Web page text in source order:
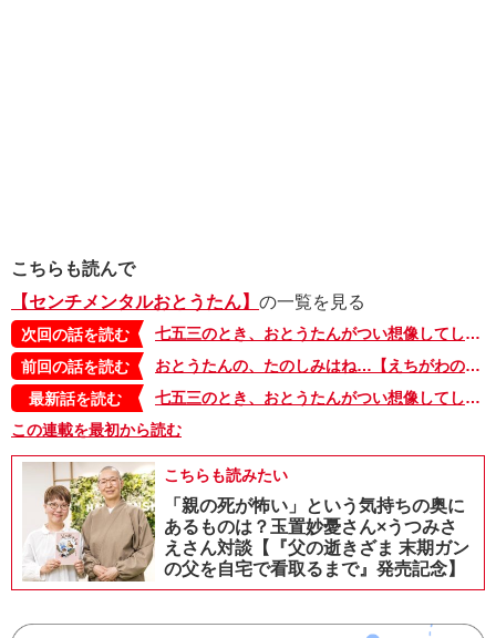
こちらも読んで
【センチメンタルおとうたん】 の一覧を見る
次回の話を読む
七五三のとき、おとうたんがつい想像してしまったのは……【えちがわのりゆきの「センチメンタルおとうたん」・七五三編】
前回の話を読む
おとうたんの、たのしみはね…【えちがわのりゆきの「センチメンタルおとうたん」・99】
最新話を読む
七五三のとき、おとうたんがつい想像してしまったのは……【えちがわのりゆきの「センチメンタルおとうたん」・七五三編】
この連載を最初から読む
こちらも読みたい
「親の死が怖い」という気持ちの奥に
あるものは？玉置妙憂さん×うつみさ
えさん対談【『父の逝きざま 末期ガン
の父を自宅で看取るまで』発売記念】